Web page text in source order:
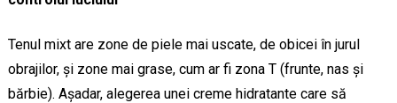
Tenul mixt are zone de piele mai uscate, de obicei în jurul
obrajilor, și zone mai grase, cum ar fi zona T (frunte, nas și
bărbie). Așadar, alegerea unei creme hidratante care să